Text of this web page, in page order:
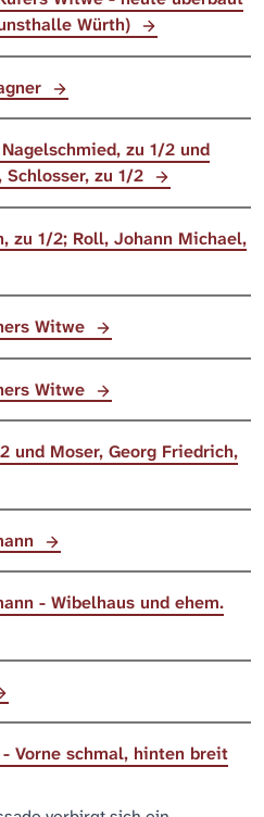
Würth)
zu 1/2 und
zu 1/2
zu 1/2; Roll, Johann Michael,
Witwe
Witwe
und Moser, Georg Friedrich,
- Wibelhaus und ehem.
Vorne schmal, hinten breit